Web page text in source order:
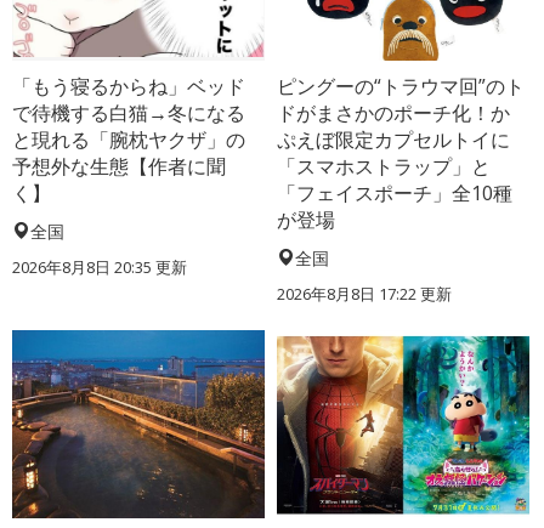
「もう寝るからね」ベッド
で待機する白猫→冬になる
と現れる「腕枕ヤクザ」の
予想外な生態【作者に聞
く】
全国
2026年8月8日 20:35 更新
ピングーの“トラウマ回”のト
ドがまさかのポーチ化！か
ぷえぼ限定カプセルトイに
「スマホストラップ」と
「フェイスポーチ」全10種
が登場
全国
2026年8月8日 17:22更新